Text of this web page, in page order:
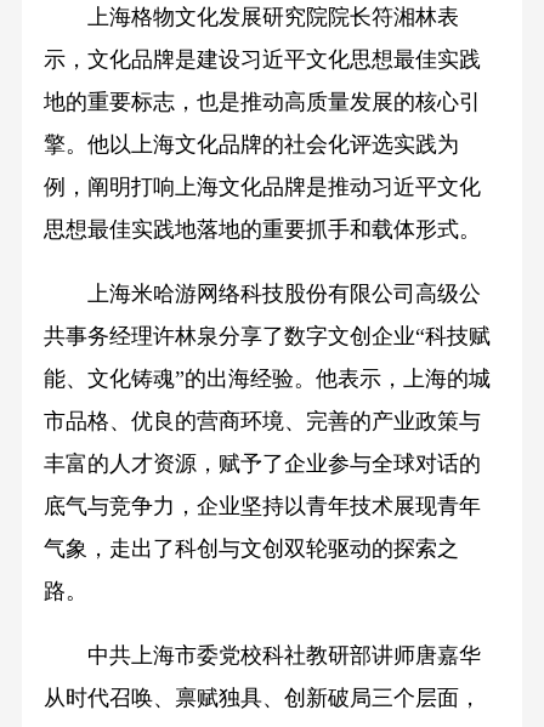
上海格物文化发展研究院院长符湘林表
示，文化品牌是建设习近平文化思想最佳实践
地的重要标志，也是推动高质量发展的核心引
擎。他以上海文化品牌的社会化评选实践为
例，阐明打响上海文化品牌是推动习近平文化
思想最佳实践地落地的重要抓手和载体形式。
上海米哈游网络科技股份有限公司高级公
共事务经理许林泉分享了数字文创企业“科技赋
能、文化铸魂”的出海经验。他表示，上海的城
市品格、优良的营商环境、完善的产业政策与
丰富的人才资源，赋予了企业参与全球对话的
底气与竞争力，企业坚持以青年技术展现青年
气象，走出了科创与文创双轮驱动的探索之
路。
中共上海市委党校科社教研部讲师唐嘉华
从时代召唤、禀赋独具、创新破局三个层面，